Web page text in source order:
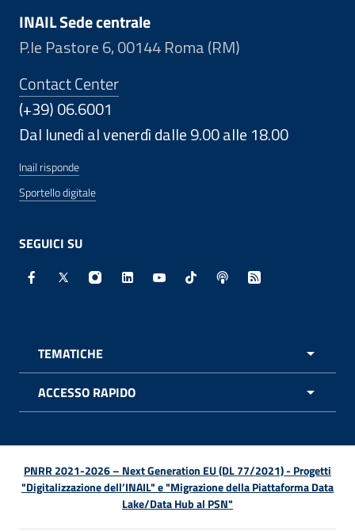
INAIL Sede centrale
P.le Pastore 6, 00144 Roma (RM)
Contact Center
(+39) 06.6001
Dal lunedì al venerdì dalle 9.00 alle 18.00
Inail risponde
Sportello digitale
SEGUICI SU
Facebook - Sito esterno - Apertura in nuova finestra
X - Sito esterno - Apertura in nuova finestra
Instagram - Sito esterno - Apertura in
Linkedin - Sito esterno - Apertura in
Youtube - Sito esterno -
TikTok - Sito esterno -
Spreaker - Sito
Feed RSS -
TEMATICHE
ACCESSO RAPIDO
PNRR 2021-2026 – Next Generation EU (DL 77/2021) - Progetti
"Digitalizzazione dell’INAIL" e "Migrazione della Piattaforma Data
Lake/Data Hub al PSN"